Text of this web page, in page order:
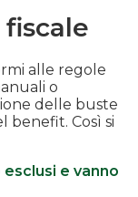
alle regole
o
delle buste
benefit. Così si
e vanno